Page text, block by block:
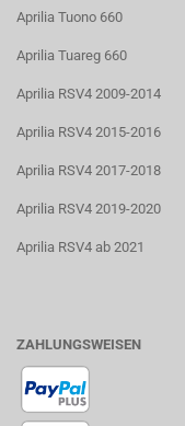
Aprilia Tuono 660
Aprilia Tuareg 660
Aprilia RSV4 2009-2014
Aprilia RSV4 2015-2016
Aprilia RSV4 2017-2018
Aprilia RSV4 2019-2020
Aprilia RSV4 ab 2021
ZAHLUNGSWEISEN